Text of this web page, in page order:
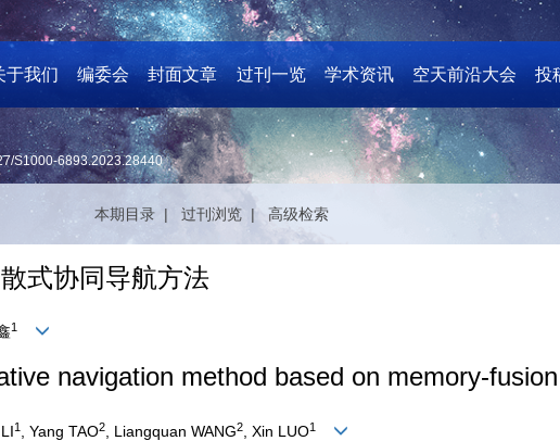
于我们 编委会 封面文章 过刊一览 学术资讯 空天前沿大会 投
S1000-6893.2023.28440
本期目录 | 过刊浏览 | 高级检索
式协同导航方法
1
navigation method based on memory-fusion
1 , Yang TAO2 , Liangquan WANG2 , Xin LUO1